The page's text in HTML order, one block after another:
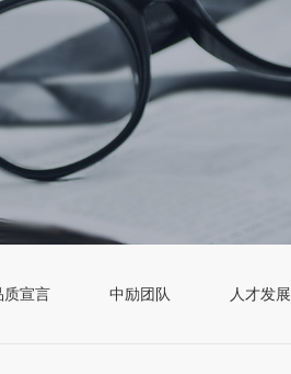
质宣言 中励团队 人才发展